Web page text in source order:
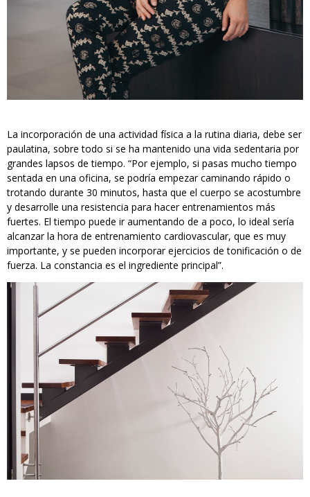
La incorporación de una actividad física a la rutina diaria, debe ser
paulatina, sobre todo si se ha mantenido una vida sedentaria por
grandes lapsos de tiempo. “Por ejemplo, si pasas mucho tiempo
sentada en una oficina, se podría empezar caminando rápido o
trotando durante 30 minutos, hasta que el cuerpo se acostumbre
y desarrolle una resistencia para hacer entrenamientos más
fuertes. El tiempo puede ir aumentando de a poco, lo ideal sería
alcanzar la hora de entrenamiento cardiovascular, que es muy
importante, y se pueden incorporar ejercicios de tonificación o de
fuerza. La constancia es el ingrediente principal”.